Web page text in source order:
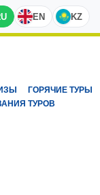
EN KZ
ГОРЯЧИЕ ТУРЫ
ТУРОВ